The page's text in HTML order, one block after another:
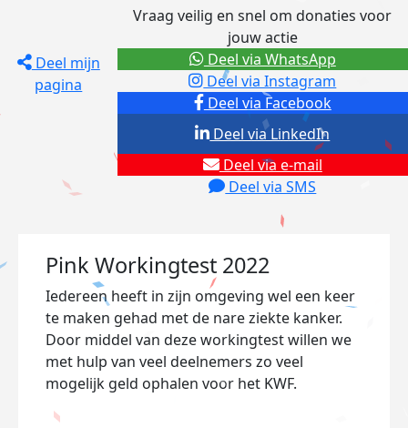
Deel mijn
pagina
Vraag veilig en snel om donaties voor
jouw actie
Deel via Facebook
Deel via Instagram
Deel via e-mail
Deel via SMS
Deel via LinkedIn
Deel via WhatsApp
Pink Workingtest 2022
Iedereen heeft in zijn omgeving wel een keer
te maken gehad met de nare ziekte kanker.
Door middel van deze workingtest willen we
met hulp van veel deelnemers zo veel
mogelijk geld ophalen voor het KWF.